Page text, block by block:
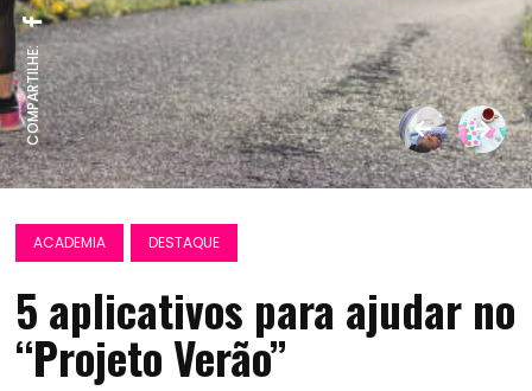
COMPARTILHE:
ACADEMIA DESTAQUE
5 aplicativos para ajudar no
“Projeto Verão”